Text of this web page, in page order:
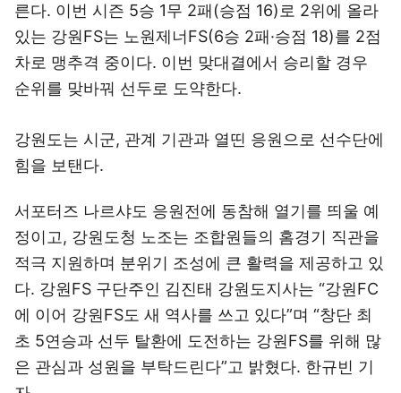
른다. 이번 시즌 5승 1무 2패(승점 16)로 2위에 올라
있는 강원FS는 노원제너FS(6승 2패·승점 18)를 2점
차로 맹추격 중이다. 이번 맞대결에서 승리할 경우
순위를 맞바꿔 선두로 도약한다.
강원도는 시군, 관계 기관과 열띤 응원으로 선수단에
힘을 보탠다.
서포터즈 나르샤도 응원전에 동참해 열기를 띄울 예
정이고, 강원도청 노조는 조합원들의 홈경기 직관을
적극 지원하며 분위기 조성에 큰 활력을 제공하고 있
다. 강원FS 구단주인 김진태 강원도지사는 “강원FC
에 이어 강원FS도 새 역사를 쓰고 있다”며 “창단 최
초 5연승과 선두 탈환에 도전하는 강원FS를 위해 많
은 관심과 성원을 부탁드린다”고 밝혔다. 한규빈 기